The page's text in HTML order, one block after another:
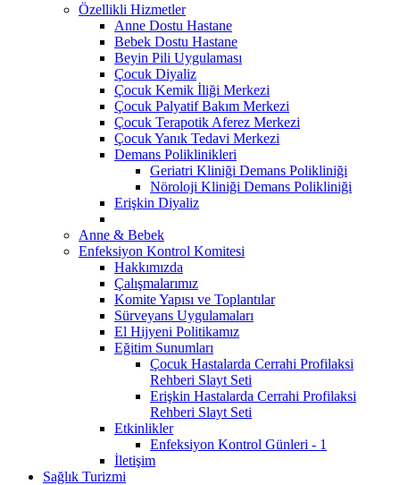
Özellikli Hizmetler
Anne Dostu Hastane
Bebek Dostu Hastane
Beyin Pili Uygulaması
Çocuk Diyaliz
Çocuk Kemik İliği Merkezi
Çocuk Palyatif Bakım Merkezi
Çocuk Terapotik Aferez Merkezi
Çocuk Yanık Tedavi Merkezi
Demans Poliklinikleri
Geriatri Kliniği Demans Polikliniği
Nöroloji Kliniği Demans Polikliniği
Erişkin Diyaliz
Anne & Bebek
Enfeksiyon Kontrol Komitesi
Hakkımızda
Çalışmalarımız
Komite Yapısı ve Toplantılar
Sürveyans Uygulamaları
El Hijyeni Politikamız
Eğitim Sunumları
Çocuk Hastalarda Cerrahi Profilaksi
Rehberi Slayt Seti
Erişkin Hastalarda Cerrahi Profilaksi
Rehberi Slayt Seti
Etkinlikler
Enfeksiyon Kontrol Günleri - 1
İletişim
Sağlık Turizmi